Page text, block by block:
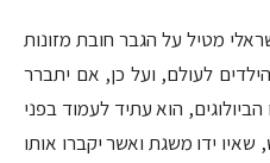
מטיל על הגבר חובת מזונות
לעולם, ועל כן, אם יתברר
הוא עתיד לעמוד בפני
ידו משגת ואשר יקברו אותו